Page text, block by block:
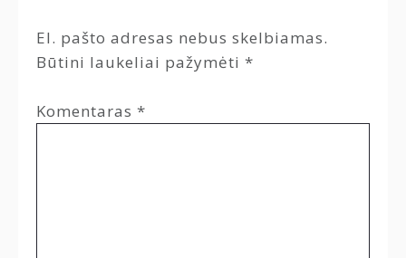
El. pašto adresas nebus skelbiamas.
Būtini laukeliai pažymėti *
Komentaras *